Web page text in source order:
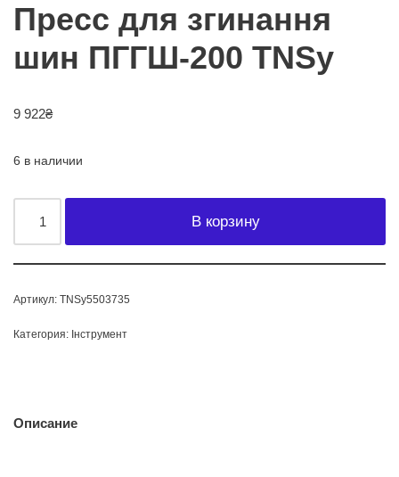
Пресс для згинання
шин ПГГШ-200 TNSy
9 922₴
6 в наличии
В корзину
Артикул: TNSy5503735
Категория: Інструмент
Описание